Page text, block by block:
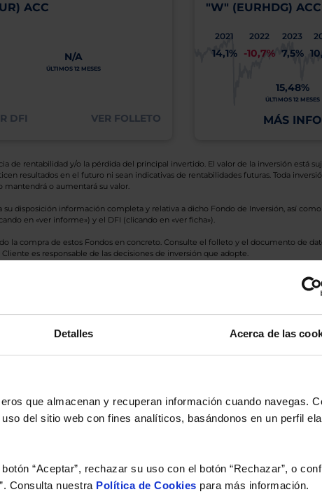
Detalles Acerca de las
que almacenan y recuperan información cuando navegas.
del sitio web con fines analíticos, basándonos en un perfil
“Aceptar”, rechazar su uso con el botón “Rechazar”, o
Consulta nuestra Política de Cookies para más información.
ACC
N/A
ÚLTIMOS 12 MESES
DFI VER FOLLETO
"W" (EURHDG) ACC
2021
14,1%
2022
-10,7%
2023
7,5%
15,48%
ÚLTIMOS 12 MESES
MÁS INFO
de rentabilidad y/o la pérdida del principal invertido. El valor de la inversión está
resultados en el futuro ni sean indicativas de rentabilidades futuras. Toda
mantendrá o aumentará su valor.
su disposición información completa y relativa a dicho Fondo de Inversión, así
en «ver informe») y el DFI (clicando en «ver ficha»).
la compra de estos Fondos en concreto. Consulte el folleto y el documento de
es responsable de las decisiones de inversión que adopte.
Liquidativos del Fondo al cierre de la última sesión, y se calculan de Valor
fondo es de reparto. Todas las rentabilidades mostradas están en la divisa Euro.
gratuito de su cartera.
de sus Fondos y nuestros expertos le enviarán un
podrá ahorrar en sus costes.